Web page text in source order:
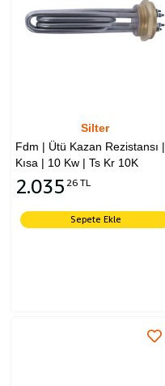
Silter
Fdm | Ütü Kazan Rezistansı |
Kısa | 10 Kw | Ts Kr 10K
2.035 26 TL
Sepete Ekle